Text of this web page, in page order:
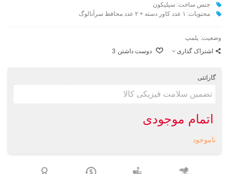
جنس ساخت: سیلیکون
محتویات: ۱ عدد کاور دسته + ۲ عدد محافظ سرآنالوگ
وضعیت: پلمپ
اشتراک گذاری
دوست داشتن 3
گارانتی
اتمام موجودی
ناموجود